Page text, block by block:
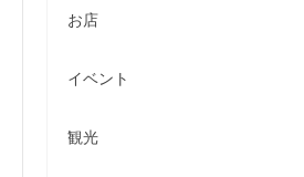
お店
イベント
観光